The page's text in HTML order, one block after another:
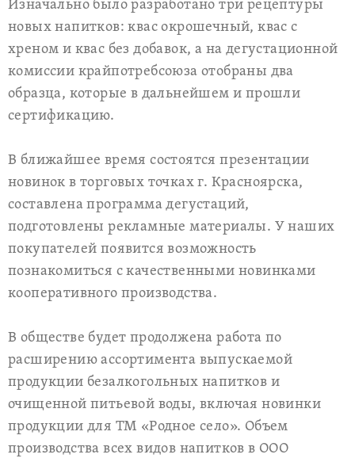
Изначально было разработано три рецептуры
новых напитков: квас окрошечный, квас с
хреном и квас без добавок, а на дегустационной
комиссии крайпотребсоюза отобраны два
образца, которые в дальнейшем и прошли
сертификацию.
В ближайшее время состоятся презентации
новинок в торговых точках г. Красноярска,
составлена программа дегустаций,
подготовлены рекламные материалы. У наших
покупателей появится возможность
познакомиться с качественными новинками
кооперативного производства.
В обществе будет продолжена работа по
расширению ассортимента выпускаемой
продукции безалкогольных напитков и
очищенной питьевой воды, включая новинки
продукции для ТМ «Родное село». Объем
производства всех видов напитков в ООО